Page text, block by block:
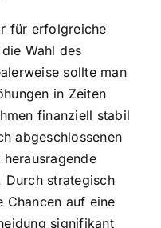
für erfolgreiche
Wahl des
sollte man
in Zeiten
finanziell stabil
abgeschlossenen
Durch strategisch
Chancen auf eine
signifikant